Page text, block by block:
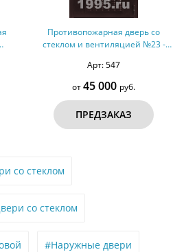
Противопожарная дверь со
стеклом и вентиляцией №23 -
Арт: 547
от45 000 руб.
ПРЕДЗАКАЗ
со стеклом
со стеклом
#Наружные двери